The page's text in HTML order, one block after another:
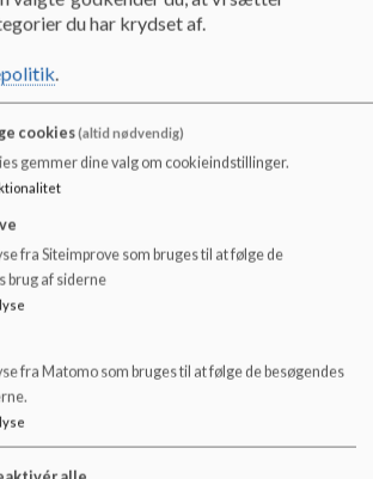
hvor vi fortæller om, hvad
og hvad vi har planlagt for det
med til at diskutere og definere de
til grund for den pædagogik, der præger
som børnene og de voksne er
Du har derfor mulighed for at præge
niveauer. Du kommer tæt
og lærer medarbejderne og de
af forældrerepræsentanter,
og den pædagogiske leder. Valg
en gang årligt på et forældremøde for
Forældrerådet holder møder fire gange om
du har krydset af.
.
cookies(altid nødvendig)
gemmer dine valg om cookieindstillinger.
fra Siteimprove som bruges til at følge de
brug af siderne
fra Matomo som bruges til at følge de besøgendes